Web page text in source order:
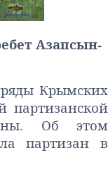
Азапсын-
Крымских
Об этом
партизан в